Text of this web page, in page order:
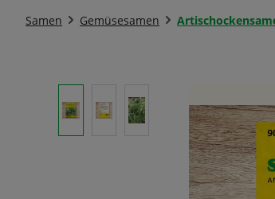
Samen Gemüsesamen
Bildergalerie überspringen